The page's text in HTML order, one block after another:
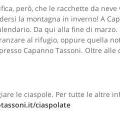
però, che le racchette da neve
la montagna in inverno! A
Da qui alla fine di marzo.
al rifugio, oppure quella
Capanno Tassoni. Oltre
le ciaspole. Per tutte le altre
ciaspolate